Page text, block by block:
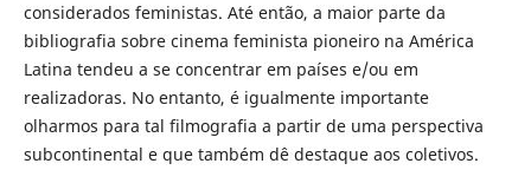
considerados feministas. Até então, a maior parte da
bibliografia sobre cinema feminista pioneiro na América
Latina tendeu a se concentrar em países e/ou em
realizadoras. No entanto, é igualmente importante
olharmos para tal filmografia a partir de uma perspectiva
subcontinental e que também dê destaque aos coletivos.